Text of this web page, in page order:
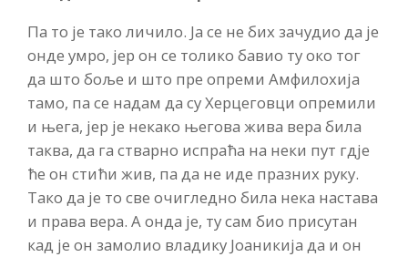
Па то је тако личило. Ја се не бих зачудио да је
онде умро, јер он се толико бавио ту око тог
да што боље и што пре опреми Амфилохија
тамо, па се надам да су Херцеговци опремили
и њега, јер је некако његова жива вера била
таква, да га стварно испраћа на неки пут гдје
ће он стићи жив, па да не иде празних руку.
Тако да је то све очигледно била нека настава
и права вера. А онда је, ту сам био присутан
кад је он замолио владику Јоаникија да и он